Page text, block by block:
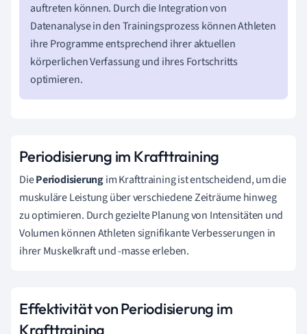
auftreten können. Durch die Integration von
Datenanalyse in den Trainingsprozess können Athleten
ihre Programme entsprechend ihrer aktuellen
körperlichen Verfassung und ihres Fortschritts
optimieren.
Periodisierung im Krafttraining
DiePeriodisierungim Krafttraining ist entscheidend, um die
muskuläre Leistung über verschiedene Zeiträume hinweg
zu optimieren. Durch gezielte Planung von Intensitäten und
Volumen können Athleten signifikante Verbesserungen in
ihrer Muskelkraft und -masse erleben.
Effektivität von Periodisierung im
Krafttraining